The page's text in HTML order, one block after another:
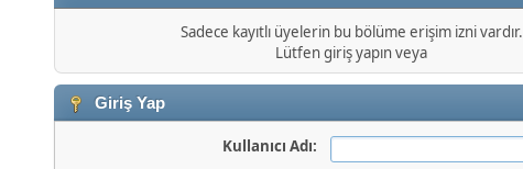
Sadece kayıtlı üyelerin bu bölüme erişim izni vardır.
Lütfen giriş yapın veya
Giriş Yap
Kullanıcı Adı: